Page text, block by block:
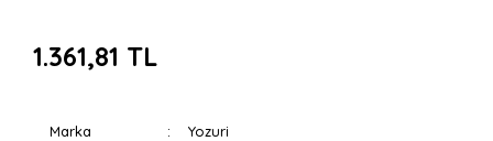
1.361,81 TL
Marka Yozuri